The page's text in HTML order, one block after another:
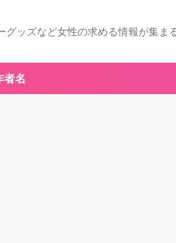
グッズなど女性の求める情報が集ま
者名